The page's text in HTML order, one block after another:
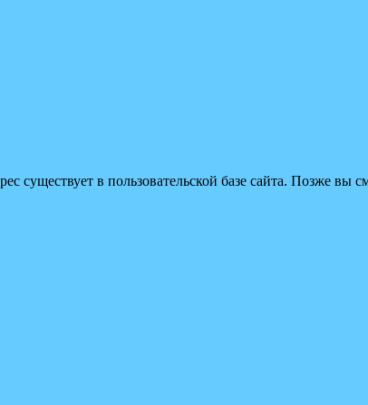
в пользовательской базе сайта. Позже вы